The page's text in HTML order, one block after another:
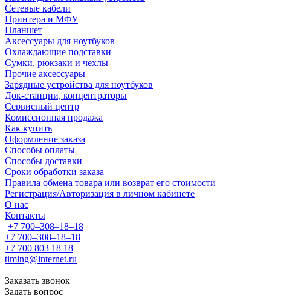
Сетевые кабели
Принтера и МФУ
Планшет
Аксессуары для ноутбуков
Охлаждающие подставки
Сумки, рюкзаки и чехлы
Прочие аксессуары
Зарядные устройства для ноутбуков
Док-станции, концентраторы
Сервисный центр
Комиссионная продажа
Как купить
Оформление заказа
Способы оплаты
Способы доставки
Сроки обработки заказа
Правила обмена товара или возврат его стоимости
Регистрация/Авторизация в личном кабинете
О нас
Контакты
+7 700‒308‒18‒18
+7 700‒308‒18‒18
+7 700 803 18 18
timing@internet.ru
Заказать звонок
Задать вопрос